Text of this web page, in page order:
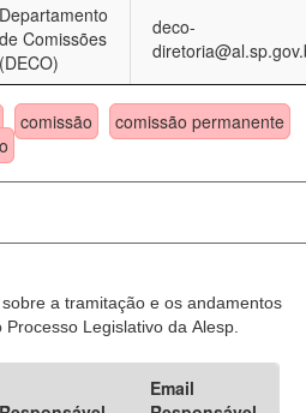
Departamento
de Comissões
(DECO)
deco-
comissão
comissão permanente
a tramitação e os andamentos
Legislativo da Alesp.
Email